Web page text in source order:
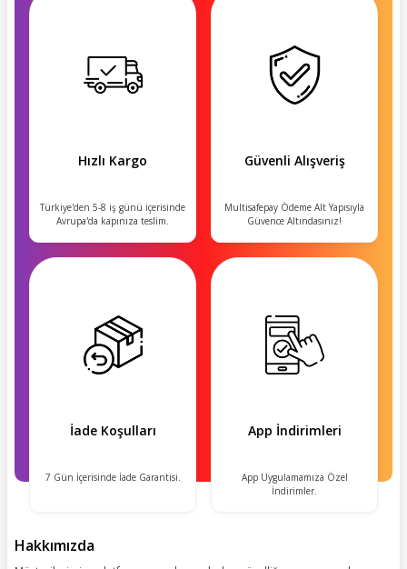
Hızlı Kargo
Türkiye'den 5-8 iş günü içerisinde
Avrupa'da kapınıza teslim.
Güvenli Alışveriş
Multisafepay Ödeme Alt Yapısıyla
Güvence Altındasınız!
İade Koşulları
7 Gün İçerisinde İade Garantisi.
App İndirimleri
App Uygulamamıza Özel
İndirimler.
Hakkımızda